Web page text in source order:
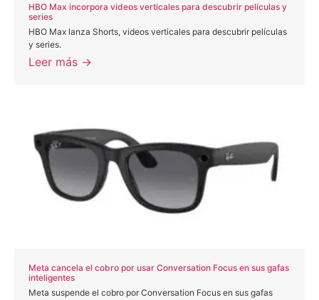
HBO Max incorpora videos verticales para descubrir películas y
series
HBO Max lanza Shorts, videos verticales para descubrir películas
y series.
Leer más →
Meta cancela el cobro por usar Conversation Focus en sus gafas
inteligentes
Meta suspende el cobro por Conversation Focus en sus gafas